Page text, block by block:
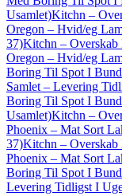
Usamlet)Kitchn –
Oregon – Hvid/eg
37)Kitchn –
Oregon – Hvid/eg
Boring Til Spot I
Samlet – Levering
Boring Til Spot I
Usamlet)Kitchn –
Phoenix – Mat Sort
37)Kitchn –
Phoenix – Mat Sort
Boring Til Spot I
Levering Tidligst I